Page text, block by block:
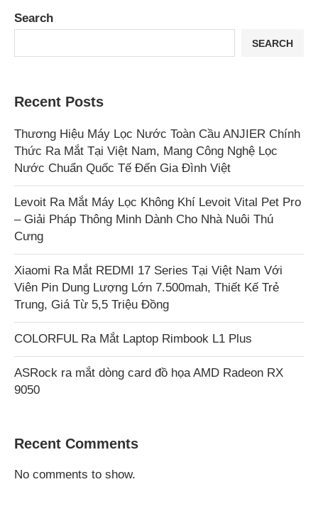
Search
SEARCH
Recent Posts
Thương Hiệu Máy Lọc Nước Toàn Cầu ANJIER Chính
Thức Ra Mắt Tại Việt Nam, Mang Công Nghệ Lọc
Nước Chuẩn Quốc Tế Đến Gia Đình Việt
Levoit Ra Mắt Máy Lọc Không Khí Levoit Vital Pet Pro
– Giải Pháp Thông Minh Dành Cho Nhà Nuôi Thú
Cưng
Xiaomi Ra Mắt REDMI 17 Series Tại Việt Nam Với
Viên Pin Dung Lượng Lớn 7.500mah, Thiết Kế Trẻ
Trung, Giá Từ 5,5 Triệu Đồng
COLORFUL Ra Mắt Laptop Rimbook L1 Plus
ASRock ra mắt dòng card đồ họa AMD Radeon RX
9050
Recent Comments
No comments to show.